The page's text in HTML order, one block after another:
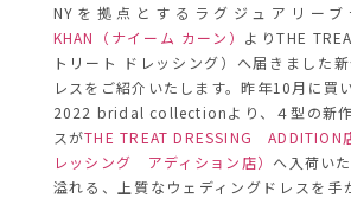
NYを拠点とするラグジュアリー
KHAN（ナイーム カーン） よりTHE
トリート ドレッシング）へ届きました
レスをご紹介いたします。昨年10月に買
2022 bridal collectionより、４型の新作
スがTHE TREAT DRESSING ADDITION
レッシング アディション店） へ入荷い
溢れる、上質なウェディングドレスを手